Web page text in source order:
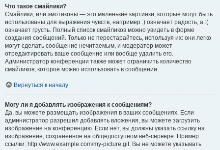
Что такое смайлики?
Смайлики, или эмотиконы — это маленькие картинки, которые могут быть
использованы для выражения чувств, например :) означает радость, а :(
означает грусть. Полный список смайликов можно увидеть в форме
создания сообщений. Только не перестарайтесь, используя их: они легко
могут сделать сообщение нечитаемым, и модератор может
отредактировать ваше сообщение или вообще удалить его.
Администратор конференции также может ограничить количество
смайликов, которое можно использовать в сообщении.
Вернуться к началу
Могу ли я добавлять изображения к сообщениям?
Да, вы можете размещать изображения в ваших сообщениях. Если
администратор разрешил добавлять вложения, вы можете загрузить
изображение на конференцию. Если нет, вы должны указать ссылку на
изображение, сохранённое на общедоступном веб-сервере. Пример
ссылки: http://www.example.com/my-picture.gif. Вы не можете указывать